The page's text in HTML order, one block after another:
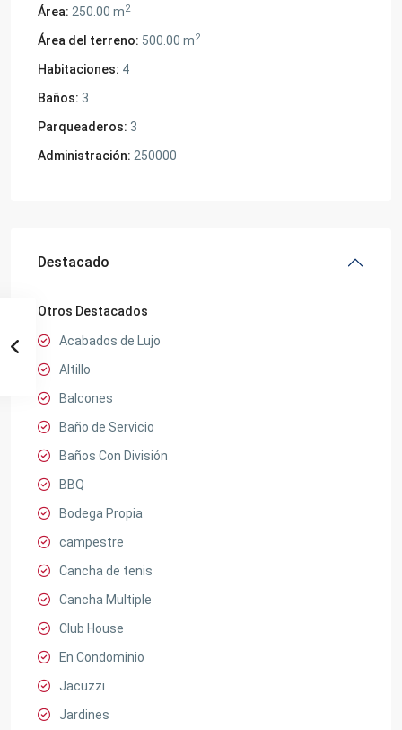
Área: 250.00 m2
Área del terreno: 500.00 m2
Habitaciones: 4
Baños: 3
Parqueaderos: 3
Administración: 250000
Destacado
Otros Destacados
Acabados de Lujo
Altillo
Balcones
Baño de Servicio
Baños Con División
BBQ
Bodega Propia
campestre
Cancha de tenis
Cancha Multiple
Club House
En Condominio
Jacuzzi
Jardines